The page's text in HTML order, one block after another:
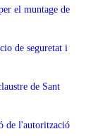
el muntage de
de seguretat i
de Sant
de l'autorització